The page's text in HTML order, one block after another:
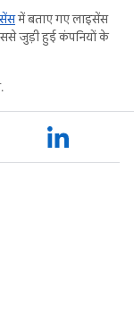
में बताए गए लाइसेंस
जुड़ी हुई कंपनियों के